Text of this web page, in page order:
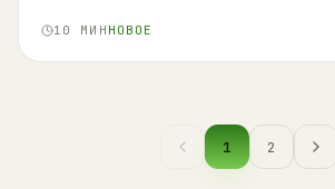
свою чашку.
10 МИН НОВОЕ
1 2